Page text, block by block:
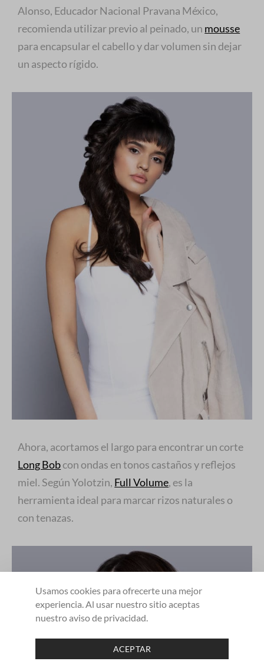
Alonso, Educador Nacional Pravana México,
recomienda utilizar previo al peinado, un mousse
para encapsular el cabello y dar volumen sin dejar
un aspecto rígido.
Ahora, acortamos el largo para encontrar un corte
Long Bobcon ondas en tonos castaños y reflejos
miel. Según Yolotzin, Full Volume, es la
herramienta ideal para marcar rizos naturales o
con tenazas.
Usamos cookies para ofrecerte una mejor
experiencia. Al usar nuestro sitio aceptas
nuestro aviso de privacidad.
ACEPTAR
SHARE